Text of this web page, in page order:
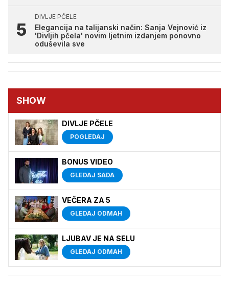
DIVLJE PČELE
Elegancija na talijanski način: Sanja Vejnović iz
'Divljih pčela' novim ljetnim izdanjem ponovno
oduševila sve
SHOW
DIVLJE PČELE
POGLEDAJ
BONUS VIDEO
GLEDAJ SADA
VEČERA ZA 5
GLEDAJ ODMAH
LJUBAV JE NA SELU
GLEDAJ ODMAH